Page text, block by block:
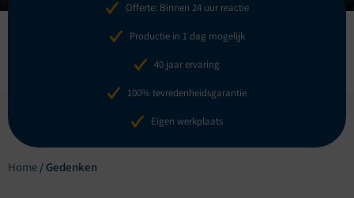
Offerte: Binnen 24 uur reactie
Productie in 1 dag mogelijk
40 jaar ervaring
100% tevredenheidsgarantie
Eigen werkplaats
Home / Gedenken